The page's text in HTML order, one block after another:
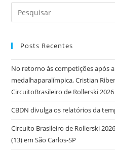
Posts Recentes
No retorno às competições após
medalhaparalímpica, Cristian
CircuitoBrasileiro de Rollerski 2026
CBDN divulga os relatórios da
Circuito Brasileiro de Rollerski
(13) em São Carlos-SP